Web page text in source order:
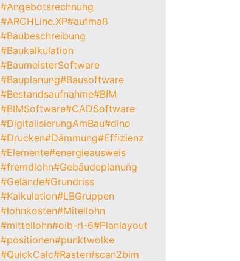
#Angebotsrechnung
#ARCHLine.XP#aufmaß
#Baubeschreibung
#Baukalkulation
#BaumeisterSoftware
#Bauplanung#Bausoftware
#Bestandsaufnahme#BIM
#BIMSoftware#CADSoftware
#DigitalisierungAmBau#dino
#Drucken#Dämmung#Effizienz
#Elemente#energieausweis
#fremdlohn#Gebäudeplanung
#Gelände#Grundriss
#Kalkulation#LBGruppen
#lohnkosten#Mitellohn
#mittellohn#oib-rl-6#Planlayout
#positionen#punktwolke
#QuickCalc#Raster#scan2bim